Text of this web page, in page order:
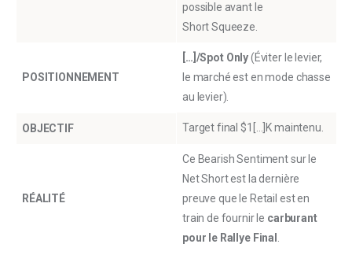
possible avant le
Short Squeeze.
POSITIONNEMENT
[…]/Spot Only(Éviter le levier,
le marché est en mode chasse
au levier).
OBJECTIF Target final $1[…]K maintenu.
RÉALITÉ
Ce Bearish Sentiment sur le
Net Short est la dernière
preuve que le Retail est en
train de fournir le carburant
pour le Rallye Final .